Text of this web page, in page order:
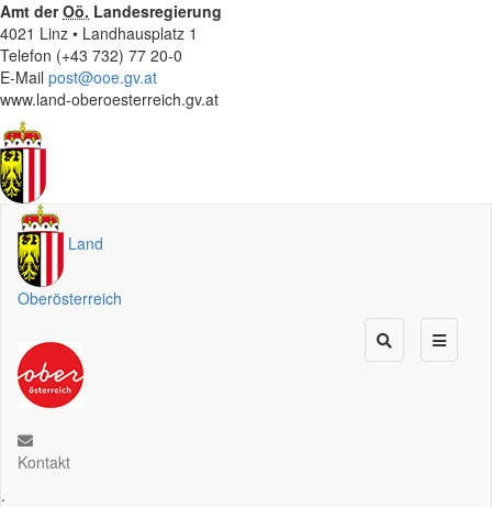
Amt derOö. Landesregierung
4021 Linz • Landhausplatz 1
Telefon (+43 732) 77 20-0
E-Mail post@ooe.gv.at
www.land-oberoesterreich.gv.at
Land
Oberösterreich
Kontakt
.